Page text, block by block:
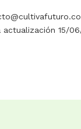
actualización 15/